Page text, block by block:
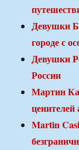
Девушки
городе с
Девушки
России
Мартин
ценителей
Martin